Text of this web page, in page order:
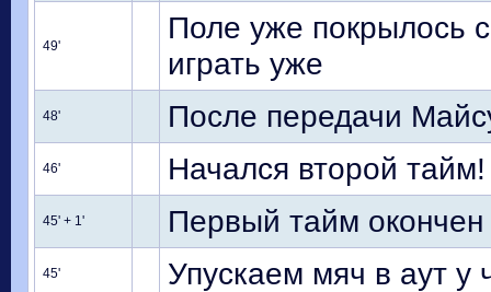
49'
Поле уже покрылось
играть уже
48' После передачи
46' Начался второй тайм!
45' + 1' Первый тайм окончен
45' Упускаем мяч в аут